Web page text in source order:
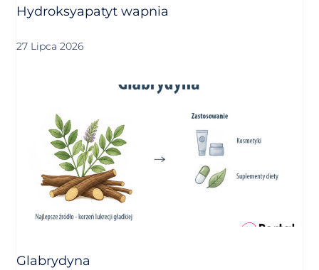
Hydroksyapatyt wapnia
27 Lipca 2026
Glabrydyna